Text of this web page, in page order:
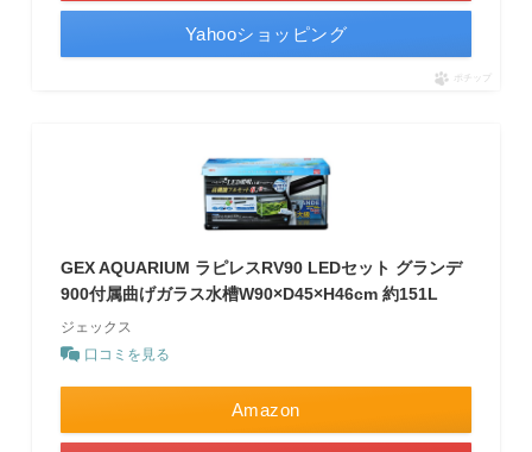
Yahooショッピング
ポチップ
GEX AQUARIUM ラピレスRV90 LEDセット グランデ
900付属曲げガラス水槽W90×D45×H46cm 約151L
ジェックス
口コミを見る
Amazon